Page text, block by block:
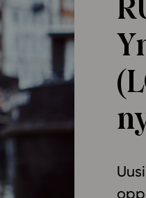
Yhteisö
Ohjekeskus
Ohjevideot
Oppikirjailijat